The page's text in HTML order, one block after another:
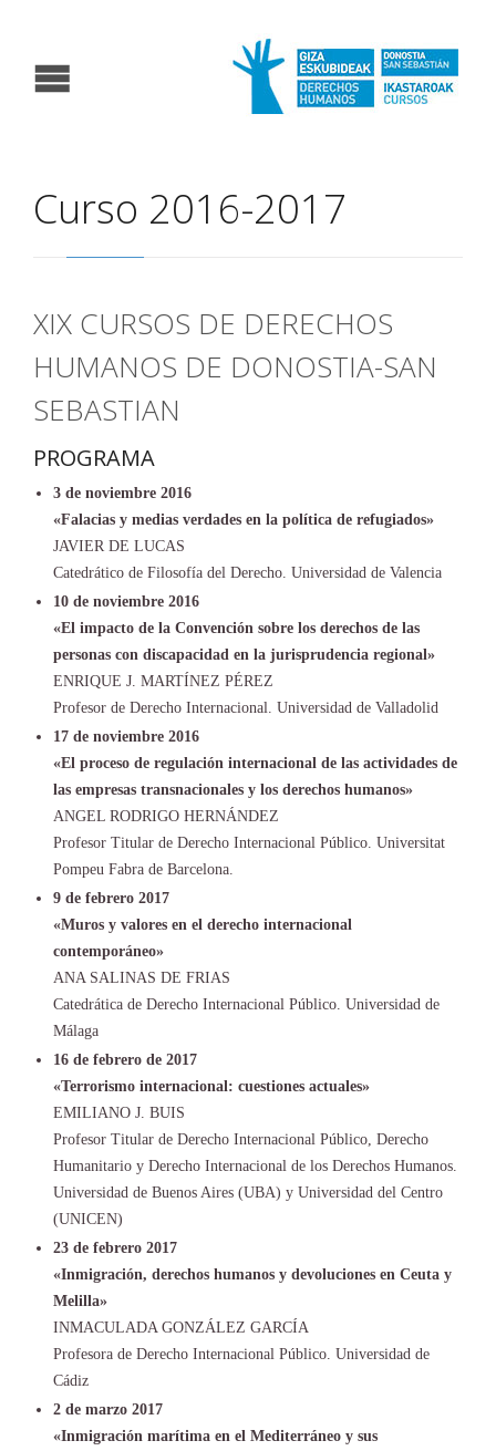
Curso 2016-2017
XIX CURSOS DE DERECHOS
HUMANOS DE DONOSTIA-SAN
SEBASTIAN
PROGRAMA
3 de noviembre 2016
«Falacias y medias verdades en la política de refugiados»
JAVIER DE LUCAS
Catedrático de Filosofía del Derecho. Universidad de Valencia
10 de noviembre 2016
«El impacto de la Convención sobre los derechos de las
personas con discapacidad en la jurisprudencia regional»
ENRIQUE J. MARTÍNEZ PÉREZ
Profesor de Derecho Internacional. Universidad de Valladolid
17 de noviembre 2016
«El proceso de regulación internacional de las actividades de
las empresas transnacionales y los derechos humanos»
ANGEL RODRIGO HERNÁNDEZ
Profesor Titular de Derecho Internacional Público. Universitat
Pompeu Fabra de Barcelona.
9 de febrero 2017
«Muros y valores en el derecho internacional
contemporáneo»
ANA SALINAS DE FRIAS
Catedrática de Derecho Internacional Público. Universidad de
Málaga
16 de febrero de 2017
«Terrorismo internacional: cuestiones actuales»
EMILIANO J. BUIS
Profesor Titular de Derecho Internacional Público, Derecho
Humanitario y Derecho Internacional de los Derechos Humanos.
Universidad de Buenos Aires (UBA) y Universidad del Centro
(UNICEN)
23 de febrero 2017
«Inmigración, derechos humanos y devoluciones en Ceuta y
Melilla»
INMACULADA GONZÁLEZ GARCÍA
Profesora de Derecho Internacional Público. Universidad de
Cádiz
2 de marzo 2017
«Inmigración marítima en el Mediterráneo y sus